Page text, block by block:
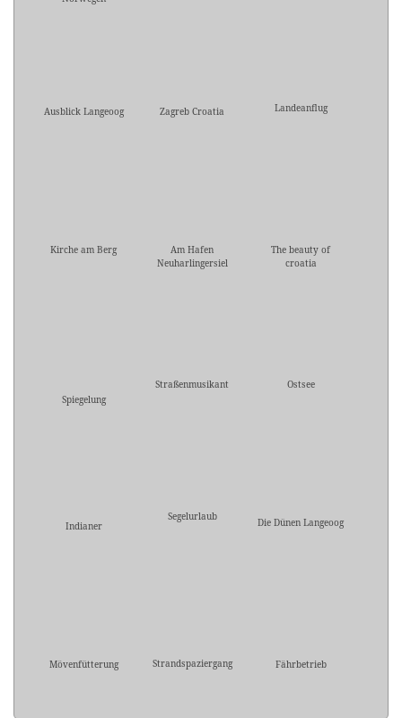
Ausblick Langeoog Zagreb Croatia Landeanflug
Kirche am Berg
Am Hafen
Neuharlingersiel
The beauty of
croatia
Spiegelung
Straßenmusikant Ostsee
Indianer
Segelurlaub Die Dünen Langeoog
Mövenfütterung Strandspaziergang Fährbetrieb